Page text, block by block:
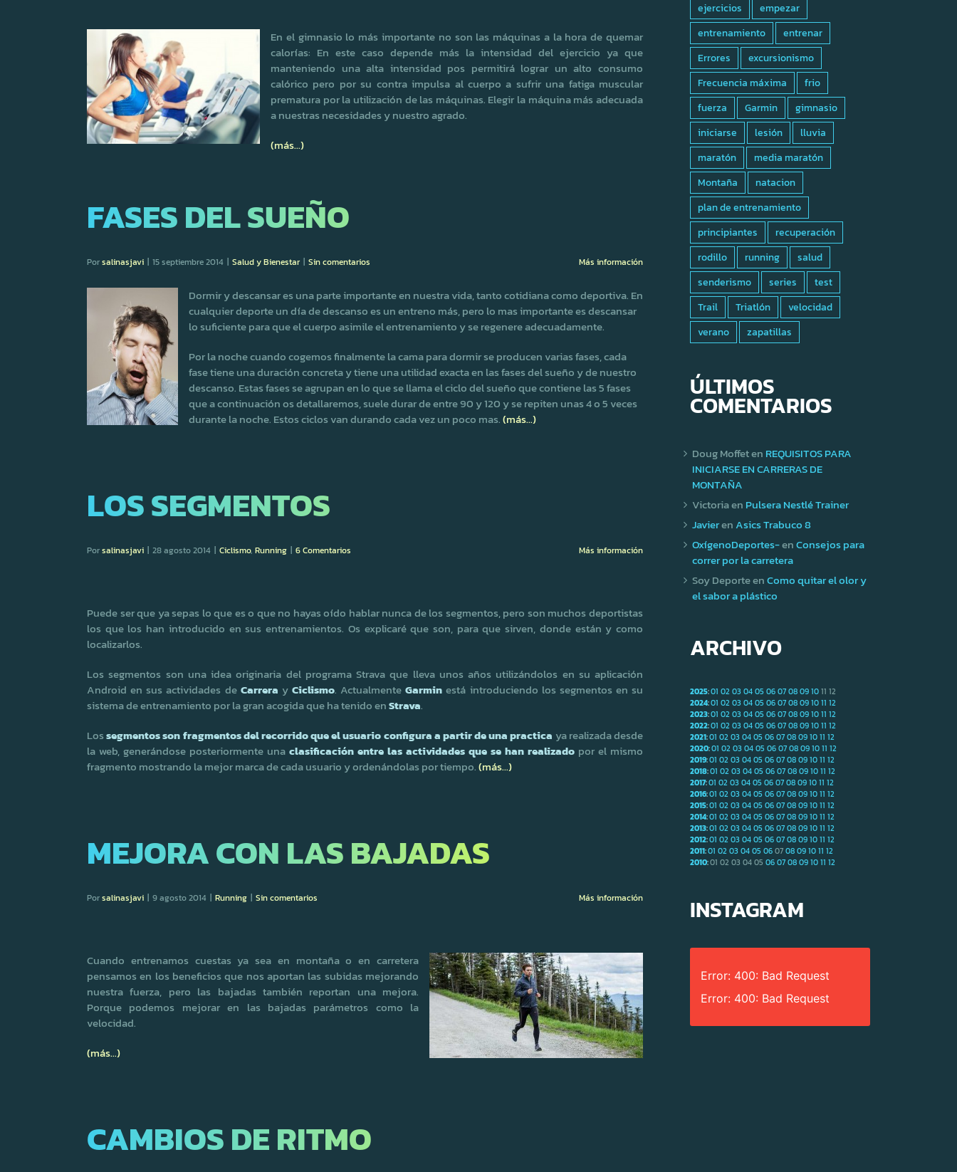
En el gimnasio lo más importante no son las máquinas a la hora de quemar
calorías: En este caso depende más la intensidad del ejercicio ya que
manteniendo una alta intensidad pos permitirá lograr un alto consumo
calórico pero por su contra impulsa al cuerpo a sufrir una fatiga muscular
prematura por la utilización de las máquinas. Elegir la máquina más adecuada
a nuestras necesidades y nuestro agrado.
(más…)
FASES DEL SUEÑO
Porsalinasjavi | 15 septiembre 2014 | Salud y Bienestar | Sin comentarios Más información
Dormir y descansar es una parte importante en nuestra vida, tanto cotidiana como deportiva. En
cualquier deporte un día de descanso es un entreno más, pero lo mas importante es descansar
lo suficiente para que el cuerpo asimile el entrenamiento y se regenere adecuadamente.
Por la noche cuando cogemos finalmente la cama para dormir se producen varias fases, cada
fase tiene una duración concreta y tiene una utilidad exacta en las fases del sueño y de nuestro
descanso. Estas fases se agrupan en lo que se llama el ciclo del sueño que contiene las 5 fases
que a continuación os detallaremos, suele durar de entre 90 y 120 y se repiten unas 4 o 5 veces
durante la noche. Estos ciclos van durando cada vez un poco mas.(más…)
LOS SEGMENTOS
Porsalinasjavi | 28 agosto 2014 | Ciclismo, Running | 6 Comentarios Más información
Puede ser que ya sepas lo que es o que no hayas oído hablar nunca de los segmentos, pero son muchos deportistas
los que los han introducido en sus entrenamientos. Os explicaré que son, para que sirven, donde están y como
localizarlos.
Los segmentos son una idea originaria del programa Strava que lleva unos años utilizándolos en su aplicación
Android en sus actividades de Carrera y Ciclismo. ActualmenteGarmin está introduciendo los segmentos en su
sistema de entrenamiento por la gran acogida que ha tenido enStrava.
Lossegmentos son fragmentos del recorrido que el usuario configura a partir de una practica ya realizada desde
la web, generándose posteriormente una clasificación entre las actividades que se han realizado por el mismo
fragmento mostrando la mejor marca de cada usuario y ordenándolas por tiempo.(más…)
MEJORA CON LAS BAJADAS
Porsalinasjavi | 9 agosto 2014 | Running | Sin comentarios Más información
Cuando entrenamos cuestas ya sea en montaña o en carretera
pensamos en los beneficios que nos aportan las subidas mejorando
nuestra fuerza, pero las bajadas también reportan una mejora.
Porque podemos mejorar en las bajadas parámetros como la
velocidad.
(más…)
CAMBIOS DE RITMO
ejercicios
empezar
entrenamiento
entrenar
Errores
excursionismo
Frecuencia máxima
frio
fuerza
Garmin
gimnasio
iniciarse
lesión
lluvia
maratón
media maratón
Montaña
natacion
plan de entrenamiento
principiantes
recuperación
rodillo
running
salud
senderismo
series
test
Trail
Triatlón
velocidad
verano
zapatillas
ÚLTIMOS
COMENTARIOS
Doug Moffeten REQUISITOS PARA
INICIARSE EN CARRERAS DE
MONTAÑA
Victoriaen Pulsera Nestlé Trainer
JavierenAsics Trabuco 8
OxígenoDeportes-enConsejos para
correr por la carretera
Soy DeporteenComo quitar el olor y
el sabor a plástico
ARCHIVO
2025:01 02 030405060708091011 12
2024:01 02 030405060708091011 12
2023:01 02 030405060708091011 12
2022:01 02 030405060708091011 12
2021:01 02 030405060708091011 12
2020:01 02 030405060708091011 12
2019:01 02 030405060708091011 12
2018:01 02 030405060708091011 12
2017:01 02 030405060708091011 12
2016:01 02 030405060708091011 12
2015:01 02 030405060708091011 12
2014:01 02 030405060708091011 12
2013:01 02 030405060708091011 12
2012:01 02 030405060708091011 12
2011:01 02 030405060708091011 12
2010:01 02 03 0405 060708091011 12
INSTAGRAM
Error: 400: Bad Request
Error: 400: Bad Request